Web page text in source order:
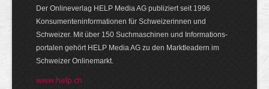
Der Onlineverlag HELP Media AG publiziert seit 1996
Konsumenten­informationen für Schweizerinnen und
Schweizer. Mit über 150 Suchmaschinen und Informations­
portalen gehört HELP Media AG zu den Markt­leadern im
Schweizer Onlinemarkt.
www.help.ch